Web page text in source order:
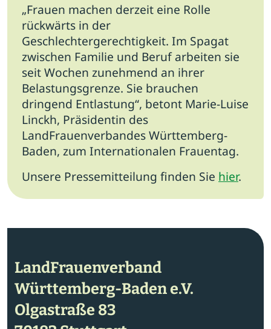
„Frauen machen derzeit eine Rolle
rückwärts in der
Geschlechtergerechtigkeit. Im Spagat
zwischen Familie und Beruf arbeiten sie
seit Wochen zunehmend an ihrer
Belastungsgrenze. Sie brauchen
dringend Entlastung“, betont Marie-Luise
Linckh, Präsidentin des
LandFrauenverbandes Württemberg-
Baden, zum Internationalen Frauentag.
Unsere Pressemitteilung finden Sie hier.
LandFrauenverband
Württemberg-Baden e.V.
Olgastraße 83